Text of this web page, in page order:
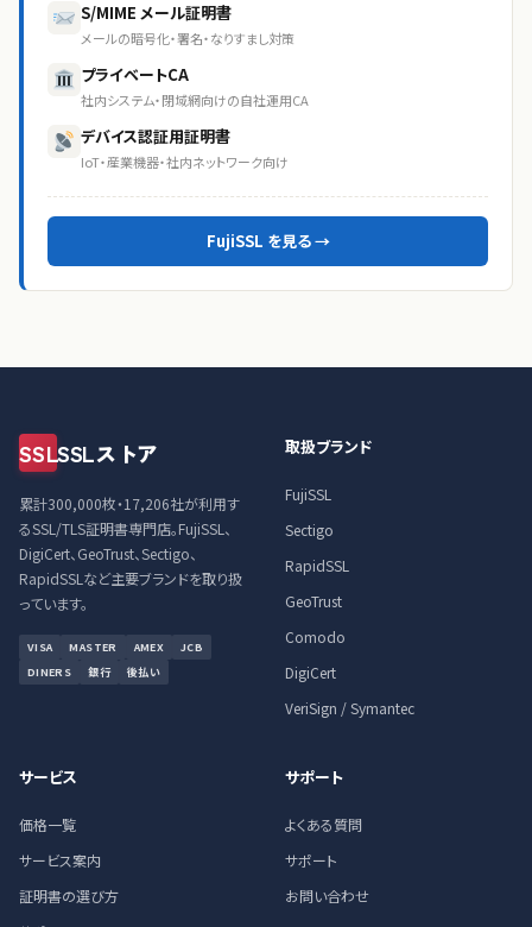
S/MIME メール証明書
メールの暗号化・署名・なりすまし対策
プライベートCA
社内システム・閉域網向けの自社運用CA
デバイス認証用証明書
IoT・産業機器・社内ネットワーク向け
FujiSSL を見る →
SSLSSLストア
累計300,000枚・17,206社が利用す
るSSL/TLS証明書専門店。FujiSSL、
DigiCert、GeoTrust、Sectigo、
RapidSSLなど主要ブランドを取り扱
っています。
VISA MASTER AMEX
JCB
DINERS
銀行 後払い
取扱ブランド
FujiSSL
Sectigo
RapidSSL
GeoTrust
Comodo
DigiCert
VeriSign / Symantec
サービス
価格一覧
サービス案内
証明書の選び方
サポート
よくある質問
サポート
お問い合わせ